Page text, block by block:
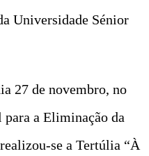
Universidade Sénior
27 de novembro, no
a Eliminação da
se a Tertúlia “À